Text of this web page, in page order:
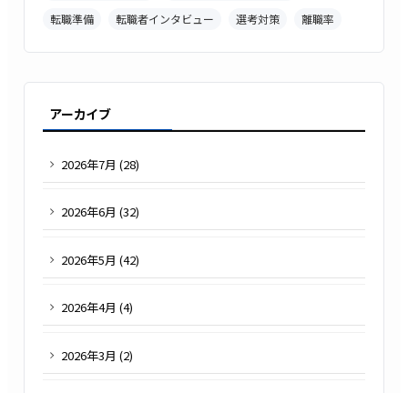
転職準備
転職者インタビュー 選考対策 離職率
アーカイブ
2026年7月 (28)
2026年6月 (32)
2026年5月 (42)
2026年4月 (4)
2026年3月 (2)